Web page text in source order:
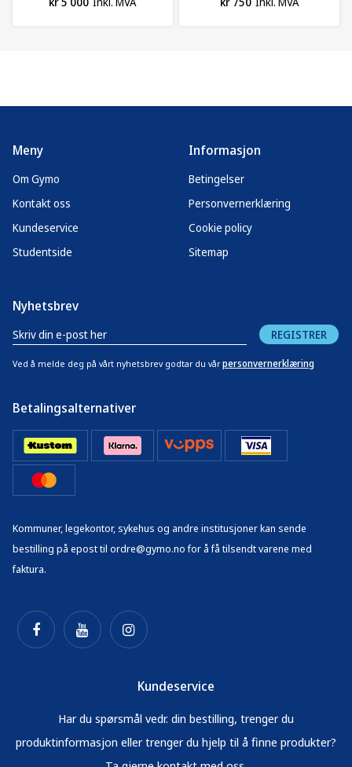
Meny
Om Gymo
Kontakt oss
Kundeservice
Studentside
Informasjon
Betingelser
Personvernerklæring
Cookie policy
Sitemap
Nyhetsbrev
REGISTRER
Ved å melde deg på vårt nyhetsbrev godtar du vår personvernerklæring
Betalingsalternativer
Kommuner, legekontor, sykehus og andre institusjoner kan sende
bestilling på epost til ordre@gymo.no for å få tilsendt varene med
faktura.
Kundeservice
Har du spørsmål vedr. din bestilling, trenger du
produktinformasjon eller trenger du hjelp til å finne produkter?